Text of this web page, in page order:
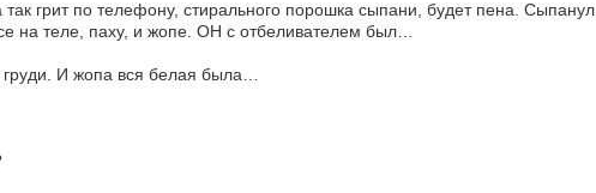
грит по телефону, стирального порошка сыпани, будет пена. Сыпанул,
на теле, паху, и жопе. ОН с отбеливателем был…
И жопа вся белая была…